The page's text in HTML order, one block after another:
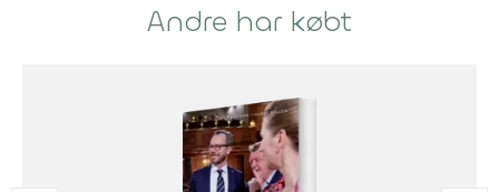
Andre har købt